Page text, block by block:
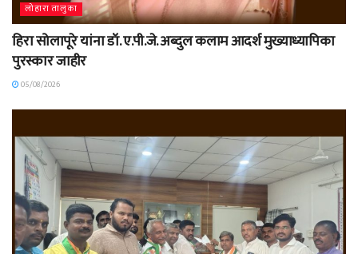
लोहारा तालुका
हिरा सोलापूरे यांना डॉ. ए.पी.जे. अब्दुल कलाम आदर्श मुख्याध्यापिका
पुरस्कार जाहीर
05/08/2026